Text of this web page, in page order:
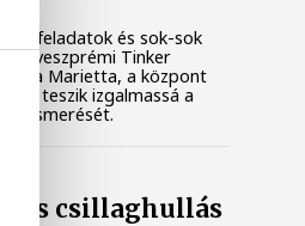
feladatok és sok-sok
a veszprémi Tinker
Marietta, a központ
teszik izgalmassá a
és csillaghullás